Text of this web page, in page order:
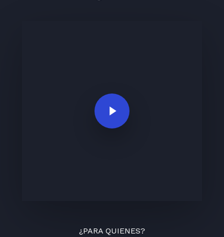
Play Video
¿PARA QUIENES?